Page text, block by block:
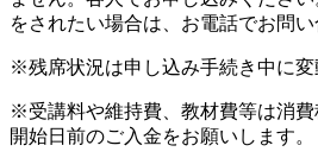
をされたい場合は、お電話でお問い
※残席状況は申し込み手続き中に変
※受講料や維持費、教材費等は消
開始日前のご入金をお願いします。